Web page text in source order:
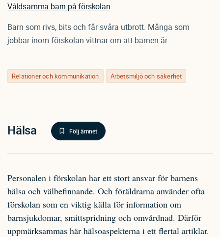
Relationer och kommunikation Arbetsmiljö och säkerhet
Våldsamma barn på förskolan
Barn som rivs, bits och får svåra utbrott. Många som
jobbar inom förskolan vittnar om att barnen är...
Hälsa Följ ämnet
Personalen i förskolan har ett stort ansvar för barnens
hälsa och välbefinnande. Och föräldrarna använder ofta
förskolan som en viktig källa för information om
barnsjukdomar, smittspridning och omvårdnad. Därför
uppmärksammas här hälsoaspekterna i ett flertal artiklar.